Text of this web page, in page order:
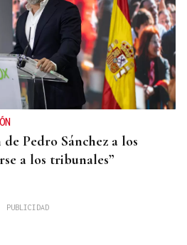
Pedro Sánchez a los
a los tribunales”